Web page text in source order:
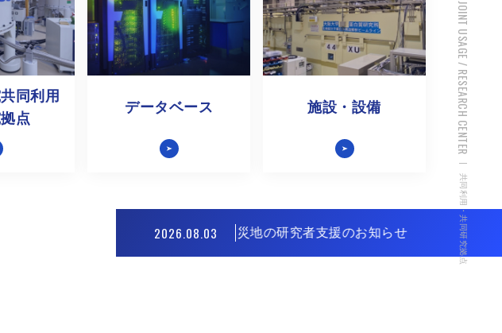
JOINT USAGE / RESEARCH CENTER
共同利用・共同研究拠点
同利用
点
データベース 施設・設備
2026.08.03
令和8年熊本地震被災地の研究者支援のお知らせ 令和8年熊